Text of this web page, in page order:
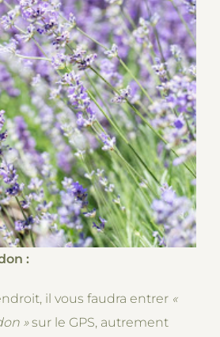
:
il vous faudra entrer «
»sur le GPS, autrement